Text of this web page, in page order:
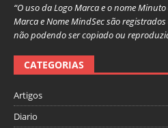
“O uso da Logo Marca e o nome
Marca e Nome MindSec são
não podendo ser copiado ou
CATEGORIAS
Artigos
Diario